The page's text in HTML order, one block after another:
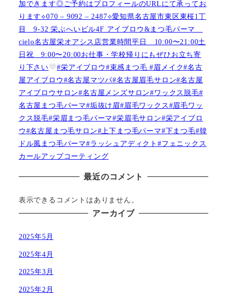
加できます◎ご予約はプロフィールのURLにて承ってお
ります⟡070 – 9092 – 2487⟡愛知県名古屋市東区東桜1丁
目 9-32 栄ぶへいビル4F アイブロウ&まつ毛パーマ
cielo名古屋栄オアシス店営業時間平日 10:00〜21:00土
日祝 9:00〜20:00お仕事・学校帰りにもぜひお立ち寄
り下さい
#栄アイブロウ#束感まつ毛 #眉メイク#名古
屋アイブロウ#名古屋マツパ#名古屋眉毛サロン#名古屋
アイブロウサロン#名古屋メンズサロン#ワックス脱毛#
名古屋まつ毛パーマ#垢抜け眉#眉毛ワックス#眉毛ワッ
クス脱毛#栄眉まつ毛パーマ#栄眉毛サロン#栄アイブロ
ウ#名古屋まつ毛サロン#上下まつ毛パーマ#下まつ毛#韓
ドル風まつ毛パーマ#ラッシュアディクト#フェニックス
カールアップコーティング
最近のコメント
表示できるコメントはありません。
アーカイブ
2025年5月
2025年4月
2025年3月
2025年2月